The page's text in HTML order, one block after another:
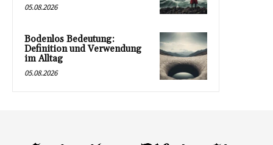
05.08.2026
Bodenlos Bedeutung:
Definition und Verwendung
im Alltag
05.08.2026